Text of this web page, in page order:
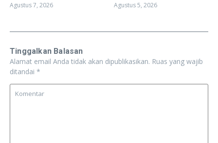
Agustus 7, 2026 Agustus 5, 2026
Tinggalkan Balasan
Alamat email Anda tidak akan dipublikasikan. Ruas yang wajib
ditandai *